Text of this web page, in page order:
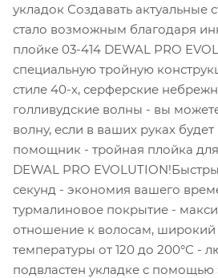
укладок Создавать актуальные
стало возможным благодаря
плойке 03-414 DEWAL PRO
специальную тройную
стиле 40-х, серферские
голливудские волны - вы
волну, если в ваших руках
помощник - тройная плойка
DEWAL PRO
секунд - экономия вашего
турмалиновое покрытие -
отношение к волосам,
температуры от 120 до 200°С -
подвластен укладке с